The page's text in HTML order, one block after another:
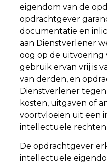
eigendom van de
opdrachtgever
documentatie en
aan Dienstverlener
oog op de uitvoering
gebruik ervan vrij is
van derden, en
Dienstverlener tegen
kosten, uitgaven of
voortvloeien uit een
intellectuele rechten
De opdrachtgever
intellectuele